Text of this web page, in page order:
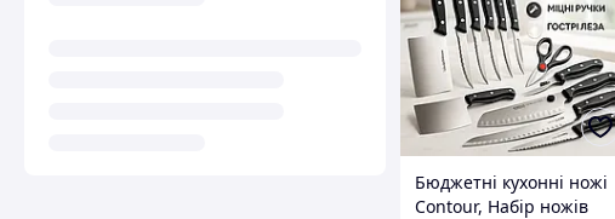
Бюджетні кухонні ножі
Contour, Набір ножів